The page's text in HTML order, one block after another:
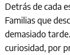
Detrás de cada
Familias que
demasiado
curiosidad, por